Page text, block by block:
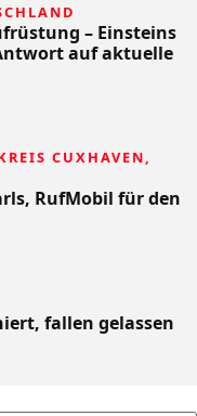
– Einsteins
auf aktuelle
CUXHAVEN,
RufMobil für den
fallen gelassen